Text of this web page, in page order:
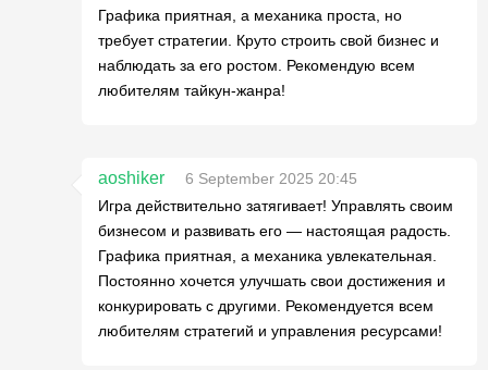
Графика приятная, а механика проста, но
требует стратегии. Круто строить свой бизнес и
наблюдать за его ростом. Рекомендую всем
любителям тайкун-жанра!
aoshiker
6 September 2025 20:45
Игра действительно затягивает! Управлять своим
бизнесом и развивать его — настоящая радость.
Графика приятная, а механика увлекательная.
Постоянно хочется улучшать свои достижения и
конкурировать с другими. Рекомендуется всем
любителям стратегий и управления ресурсами!